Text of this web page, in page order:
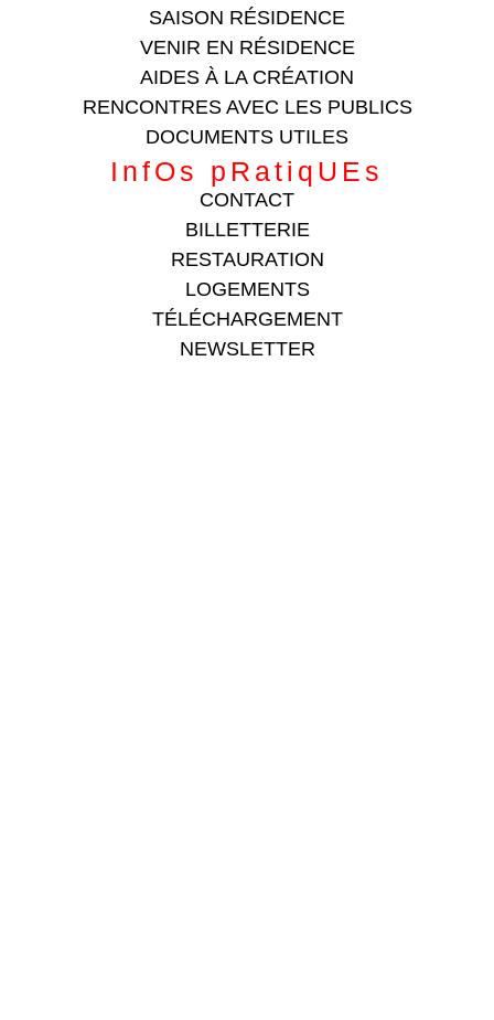
SAISON RÉSIDENCE
VENIR EN RÉSIDENCE
AIDES À LA CRÉATION
RENCONTRES AVEC LES PUBLICS
DOCUMENTS UTILES
InfOs pRatiqUEs
CONTACT
BILLETTERIE
RESTAURATION
LOGEMENTS
TÉLÉCHARGEMENT
NEWSLETTER